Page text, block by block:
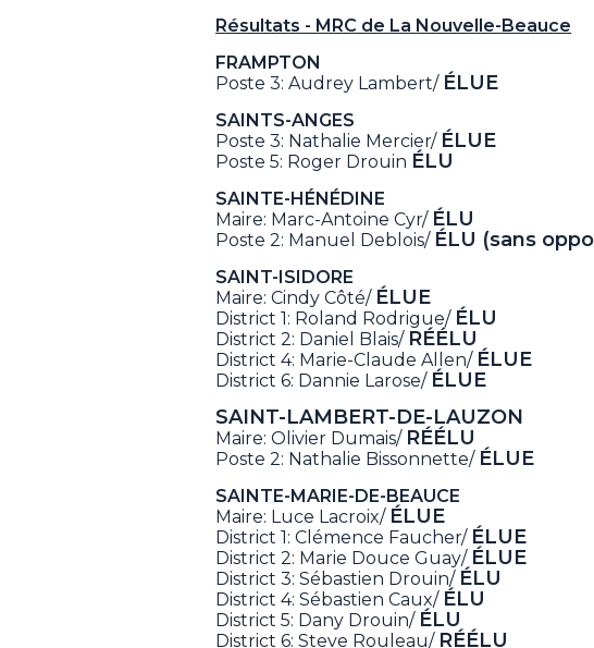
Résultats - MRC de La Nouvelle-Beauce
FRAMPTON
Poste 3: Audrey Lambert/ ÉLUE
SAINTS-ANGES
Poste 3: Nathalie Mercier/ ÉLUE
Poste 5: Roger Drouin ÉLU
SAINTE-HÉNÉDINE
Maire: Marc-Antoine Cyr/ ÉLU
Poste 2: Manuel Deblois/ ÉLU (sans
SAINT-ISIDORE
Maire: Cindy Côté/ ÉLUE
District 1: Roland Rodrigue/ ÉLU
District 2: Daniel Blais/ RÉÉLU
District 4: Marie-Claude Allen/ ÉLUE
District 6: Dannie Larose/ ÉLUE
SAINT-LAMBERT-DE-LAUZON
Maire: Olivier Dumais/ RÉÉLU
Poste 2: Nathalie Bissonnette/ ÉLUE
SAINTE-MARIE-DE-BEAUCE
Maire: Luce Lacroix/ ÉLUE
District 1: Clémence Faucher/ ÉLUE
District 2: Marie Douce Guay/ ÉLUE
District 3: Sébastien Drouin/ ÉLU
District 4: Sébastien Caux/ ÉLU
District 5: Dany Drouin/ ÉLU
District 6: Steve Rouleau/ RÉÉLU